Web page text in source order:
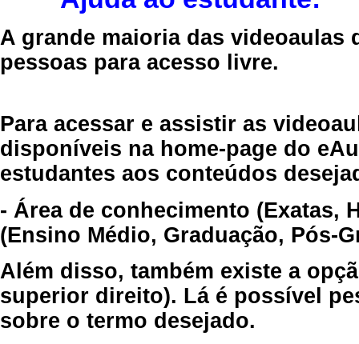
A grande maioria das videoaulas
pessoas para acesso livre.
Para acessar e assistir as
disponíveis na home-page do
estudantes aos conteúdos
- Área de conhecimento (Exatas,
(Ensino Médio, Graduação, Pós-
Além disso, também existe a
superior direito). Lá é possível
sobre o termo desejado.